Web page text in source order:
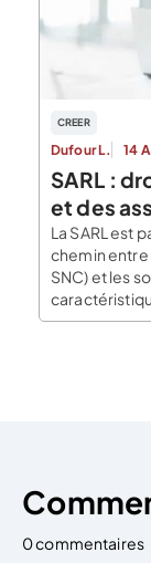
CREER
Dufour L. 14
SARL :
et des
La SARL est
chemin
SNC) et les
structure, qui
0 commentaires